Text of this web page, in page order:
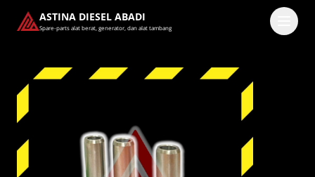
ASTINA DIESEL ABADI
Spare-parts alat berat, generator, dan alat tambang
Lanjutkan dengan Google